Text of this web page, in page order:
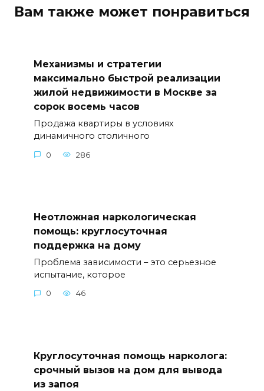
Вам также может понравиться
Механизмы и стратегии
максимально быстрой реализации
жилой недвижимости в Москве за
сорок восемь часов
Продажа квартиры в условиях
динамичного столичного
0 286
Неотложная наркологическая
помощь: круглосуточная
поддержка на дому
Проблема зависимости – это серьезное
испытание, которое
0 46
Круглосуточная помощь нарколога:
срочный вызов на дом для вывода
из запоя